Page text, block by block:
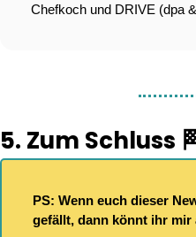
Chefkoch und DRIVE (dpa
5. Zum Schluss
PS: Wenn euch dieser
gefällt, dann könnt ihr mir